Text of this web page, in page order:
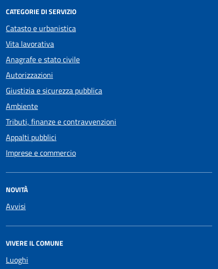
CATEGORIE DI SERVIZIO
Catasto e urbanistica
Vita lavorativa
Anagrafe e stato civile
Autorizzazioni
Giustizia e sicurezza pubblica
Ambiente
Tributi, finanze e contravvenzioni
Appalti pubblici
Imprese e commercio
NOVITÀ
Avvisi
VIVERE IL COMUNE
Luoghi